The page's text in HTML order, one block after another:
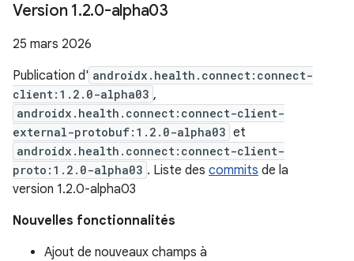
Version 1.2.0-alpha03
25 mars 2026
Publication d' androidx.health.connect:connect-
client:1.2.0-alpha03 ,
androidx.health.connect:connect-client-
external-protobuf:1.2.0-alpha03 et
androidx.health.connect:connect-client-
proto:1.2.0-alpha03 . Liste des commits de la
version 1.2.0-alpha03
Nouvelles fonctionnalités
Ajout de nouveaux champs à